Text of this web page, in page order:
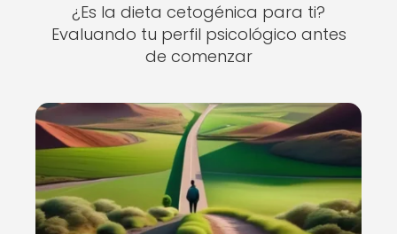
¿Es la dieta cetogénica para ti?
Evaluando tu perfil psicológico antes
de comenzar